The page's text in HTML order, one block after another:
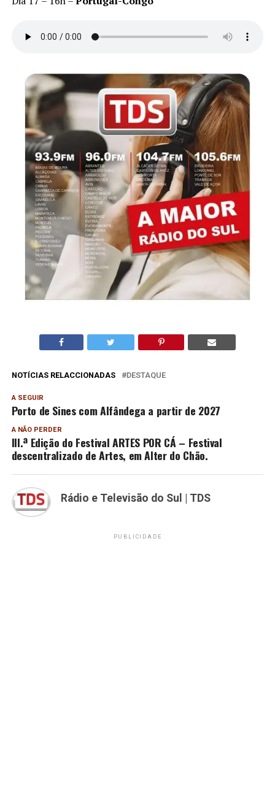
NOTÍCIAS RELACCIONADAS DESTAQUE
A SEGUIR
Porto de Sines com Alfândega a partir de 2027
A NÃO PERDER
III.ª Edição do Festival ARTES POR CÁ – Festival
descentralizado de Artes, em Alter do Chão.
Rádio e Televisão do Sul | TDS
PUBLICIDADE